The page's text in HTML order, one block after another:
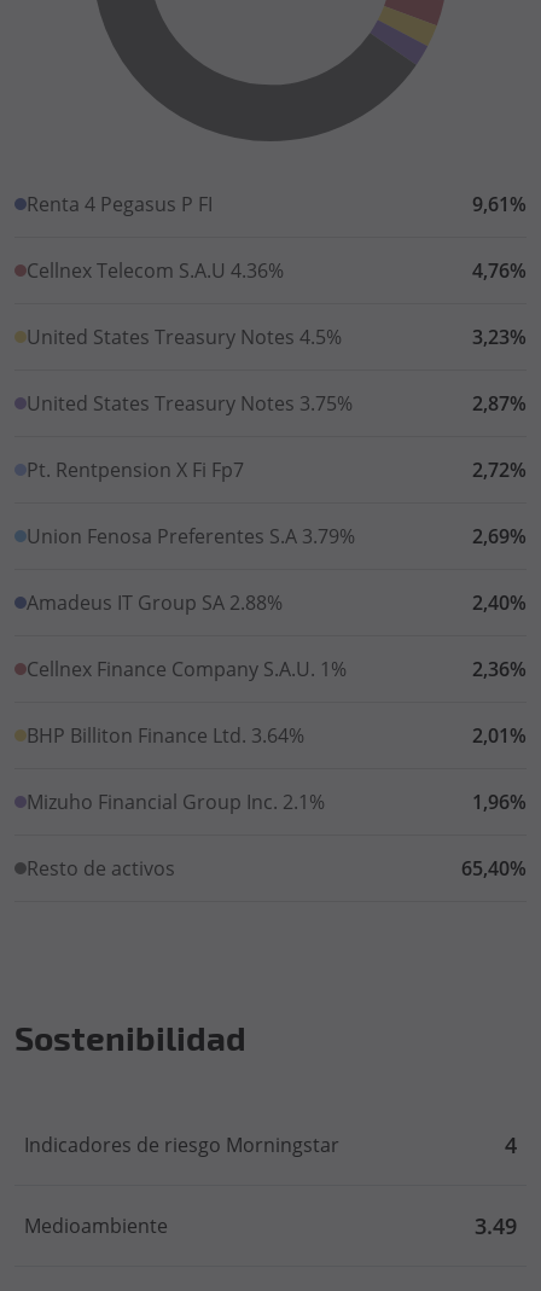
Renta 4 Pegasus P FI 9,61%
Cellnex Telecom S.A.U 4.36% 4,76%
United States Treasury Notes 4.5% 3,23%
United States Treasury Notes 3.75% 2,87%
Pt. Rentpension X Fi Fp7 2,72%
Union Fenosa Preferentes S.A 3.79% 2,69%
Amadeus IT Group SA 2.88% 2,40%
Cellnex Finance Company S.A.U. 1% 2,36%
BHP Billiton Finance Ltd. 3.64% 2,01%
Mizuho Financial Group Inc. 2.1% 1,96%
Resto de activos 65,40%
Sostenibilidad
Indicadores de riesgo Morningstar 4
Medioambiente 3.49